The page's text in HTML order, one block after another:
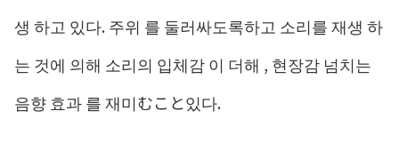
생 하고 있다. 주위 를 둘러싸도록하고 소리를 재생 하
는 것에 의해 소리의 입체감 이 더해 , 현장감 넘치는
음향 효과 를 재미むこと있다.